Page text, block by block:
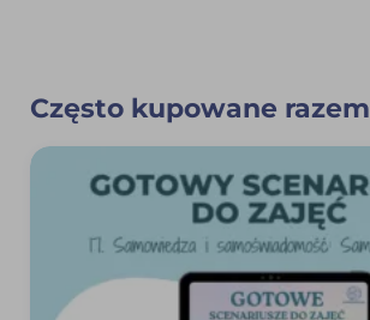
Często kupowane razem